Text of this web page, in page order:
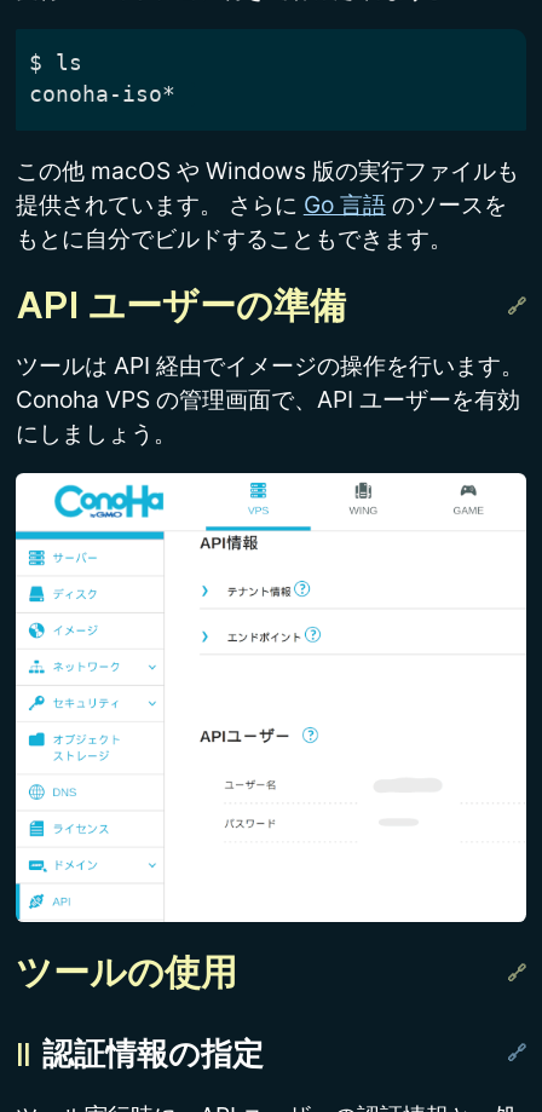
$ ls
この他 macOS や Windows 版の実行ファイルも
提供されています。 さらに Go 言語のソースを
もとに自分でビルドすることもできます。
API ユーザーの準備
ツールは API 経由でイメージの操作を行います。
Conoha VPS の管理画面で、API ユーザーを有効
にしましょう。
ツールの使用
認証情報の指定